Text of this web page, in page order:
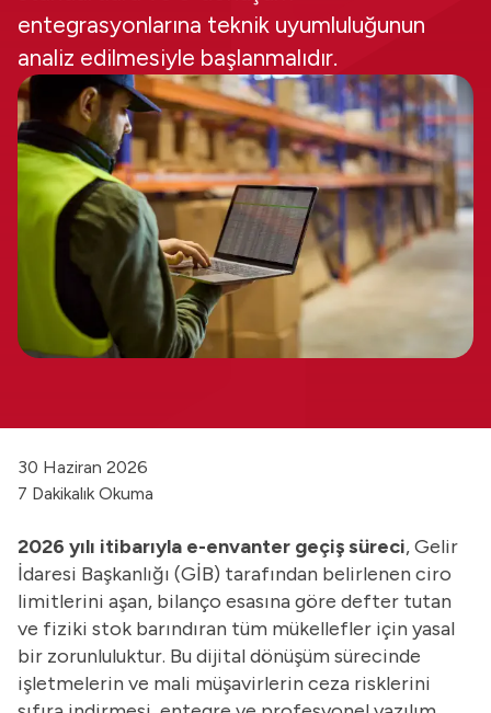
entegrasyonlarına teknik uyumluluğunun
analiz edilmesiyle başlanmalıdır.
30 Haziran 2026
7 Dakikalık Okuma
2026 yılı itibarıyla e-envanter geçiş süreci, Gelir
İdaresi Başkanlığı (GİB) tarafından belirlenen ciro
limitlerini aşan, bilanço esasına göre defter tutan
ve fiziki stok barındıran tüm mükellefler için yasal
bir zorunluluktur. Bu dijital dönüşüm sürecinde
işletmelerin ve mali müşavirlerin ceza risklerini